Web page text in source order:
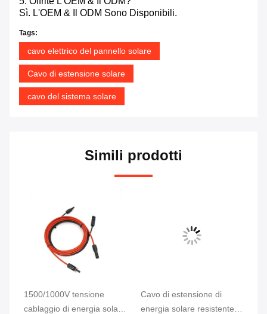
Sì. L'OEM & Il ODM Sono Disponibili.
Tags:
cavo elettrico del pannello solare
Cavo di estensione solare
cavo del sistema solare
Simili prodotti
1500/1000V tensione
cablaggio di energia solare
Cavo di estensione di
energia solare resistente